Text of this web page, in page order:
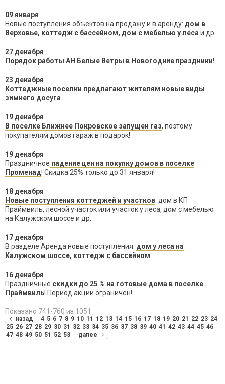
09 января
Новые поступления объектов на продажу и в аренду: дом в
Верховье, коттедж с бассейном, дом с мебелью у леса и др
27 декабря
Порядок работы АН Белые Ветры в Новогодние праздники!
23 декабря
Коттеджные поселки предлагают жителям новые виды
зимнего досуга
19 декабря
В поселке Ближнее Покровское запущен газ, поэтому
покупателям домов гараж в подарок!
19 декабря
Праздничное падение цен на покупку домов в поселке
Променад! Скидка 25% только до 31 января!
18 декабря
Новые поступления коттеджей и участков: дом в КП
Праймвиль, лесной участок или участок у леса, дом с мебелью
на Калужском шоссе и др.
17 декабря
В разделе Аренда новые поступления: дом у леса на
Калужском шоссе, коттедж с бассейном
16 декабря
Праздничные скидки до 25 % на готовые дома в поселке
Праймвиль! Период акции ограничен!
Показано 741-760 из 1051
назад 4 5 6 7 8 9 10 11 12 13 14 15 16 17 18 19 20 21 22 23 24
25 26 27 28 29 30 31 32 33 34 35 36 37 38 39 40 41 42 43 44 45 46
47 48 49 50 51 52 53 далее